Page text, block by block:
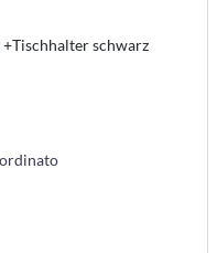
schwarz